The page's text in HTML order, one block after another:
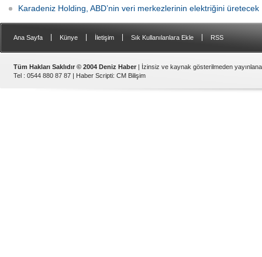
Karadeniz Holding, ABD’nin veri merkezlerinin elektriğini üretecek
Ana Sayfa Künye İletişim Sık Kullanılanlara Ekle RSS
Tüm Hakları Saklıdır © 2004 Deniz Haber | İzinsiz ve kaynak gösterilmeden
Tel : 0544 880 87 87 | Haber Scripti: CM Bilişim